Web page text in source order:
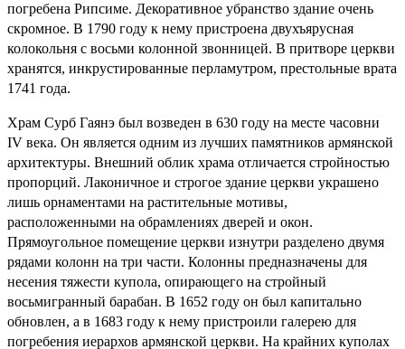
погребена Рипсиме. Декоративное убранство здание очень
скромное. В 1790 году к нему пристроена двухъярусная
колокольня с восьми колонной звонницей. В притворе церкви
хранятся, инкрустированные перламутром, престольные врата
1741 года.
Храм Сурб Гаянэ был возведен в 630 году на месте часовни
IV века. Он является одним из лучших памятников армянской
архитектуры. Внешний облик храма отличается стройностью
пропорций. Лаконичное и строгое здание церкви украшено
лишь орнаментами на растительные мотивы,
расположенными на обрамлениях дверей и окон.
Прямоугольное помещение церкви изнутри разделено двумя
рядами колонн на три части. Колонны предназначены для
несения тяжести купола, опирающего на стройный
восьмигранный барабан. В 1652 году он был капитально
обновлен, а в 1683 году к нему пристроили галерею для
погребения иерархов армянской церкви. На крайних куполах